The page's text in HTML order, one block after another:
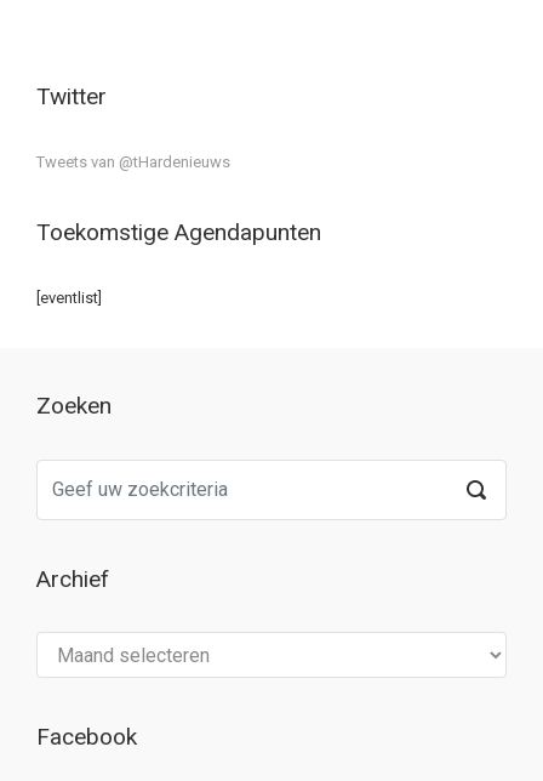
Twitter
Tweets van @tHardenieuws
Toekomstige Agendapunten
[eventlist]
Zoeken
Archief
Facebook